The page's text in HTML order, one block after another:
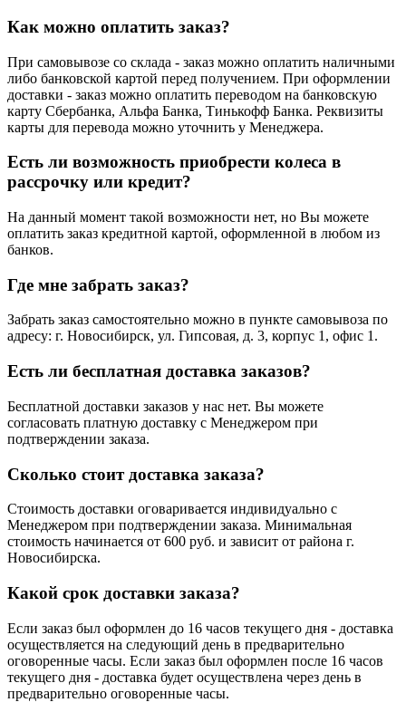
Как можно оплатить заказ?
При самовывозе со склада - заказ можно оплатить наличными
либо банковской картой перед получением. При оформлении
доставки - заказ можно оплатить переводом на банковскую
карту Сбербанка, Альфа Банка, Тинькофф Банка. Реквизиты
карты для перевода можно уточнить у Менеджера.
Есть ли возможность приобрести колеса в
рассрочку или кредит?
На данный момент такой возможности нет, но Вы можете
оплатить заказ кредитной картой, оформленной в любом из
банков.
Где мне забрать заказ?
Забрать заказ самостоятельно можно в пункте самовывоза по
адресу: г. Новосибирск, ул. Гипсовая, д. 3, корпус 1, офис 1.
Есть ли бесплатная доставка заказов?
Бесплатной доставки заказов у нас нет. Вы можете
согласовать платную доставку с Менеджером при
подтверждении заказа.
Сколько стоит доставка заказа?
Стоимость доставки оговаривается индивидуально с
Менеджером при подтверждении заказа. Минимальная
стоимость начинается от 600 руб. и зависит от района г.
Новосибирска.
Какой срок доставки заказа?
Если заказ был оформлен до 16 часов текущего дня - доставка
осуществляется на следующий день в предварительно
оговоренные часы. Если заказ был оформлен после 16 часов
текущего дня - доставка будет осуществлена через день в
предварительно оговоренные часы.